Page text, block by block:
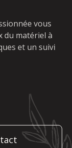
vous
du matériel à
et un suivi